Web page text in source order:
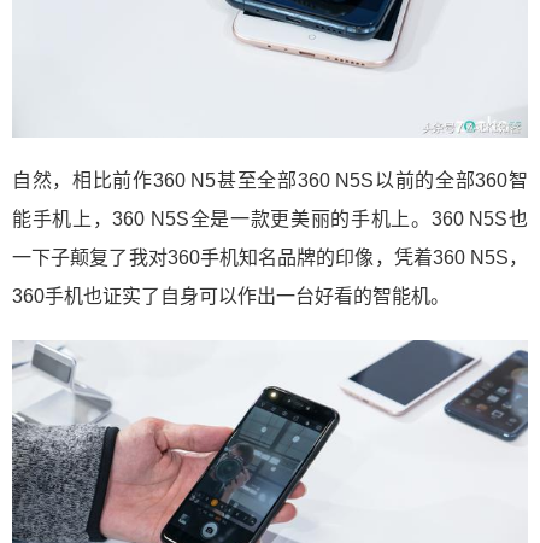
自然，相比前作360 N5甚至全部360 N5S以前的全部360智
能手机上，360 N5S全是一款更美丽的手机上。360 N5S也
一下子颠复了我对360手机知名品牌的印像，凭着360 N5S，
360手机也证实了自身可以作出一台好看的智能机。